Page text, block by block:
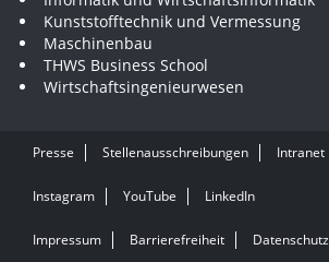
Kunststofftechnik und Vermessung
Maschinenbau
THWS Business School
Wirtschaftsingenieurwesen
Presse Stellenausschreibungen Intranet
Instagram YouTube LinkedIn
Impressum Barrierefreiheit Datenschutz